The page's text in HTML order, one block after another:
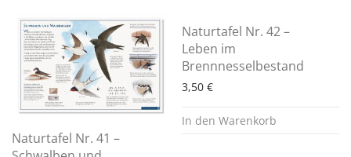
Naturtafel Nr. 41 –
Naturtafel Nr. 42 –
Leben im
Brennnesselbestand
3,50 €
In den Warenkorb